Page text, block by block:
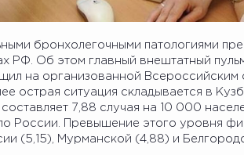
бронхолегочными патологиями
РФ. Об этом главный внештатный
на организованной Всероссийским
острая ситуация складывается в
7,88 случая на 10 000
России. Превышение этого уровня
(5,15), Мурманской (4,88) и